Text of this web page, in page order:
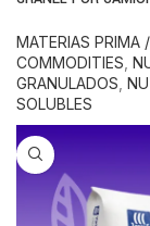
MATERIAS PRIMA /
COMMODITIES
GRANULADOS
SOLUBLES